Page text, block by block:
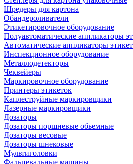
Шредеры для картона
Обандероливатели
Этикетировочное оборудование
Полуавтоматические аппликаторы
Автоматические аппликаторы
Инспекционное оборудование
Металлодетекторы
Чеквейеры
Маркировочное оборудование
Принтеры этикеток
Каплеструйные маркировщики
Лазерные маркировщики
Дозаторы
Дозаторы поршневые обьемные
Дозаторы весовые
Дозаторы шнековые
Мультиголовки
Фальцевальные машины